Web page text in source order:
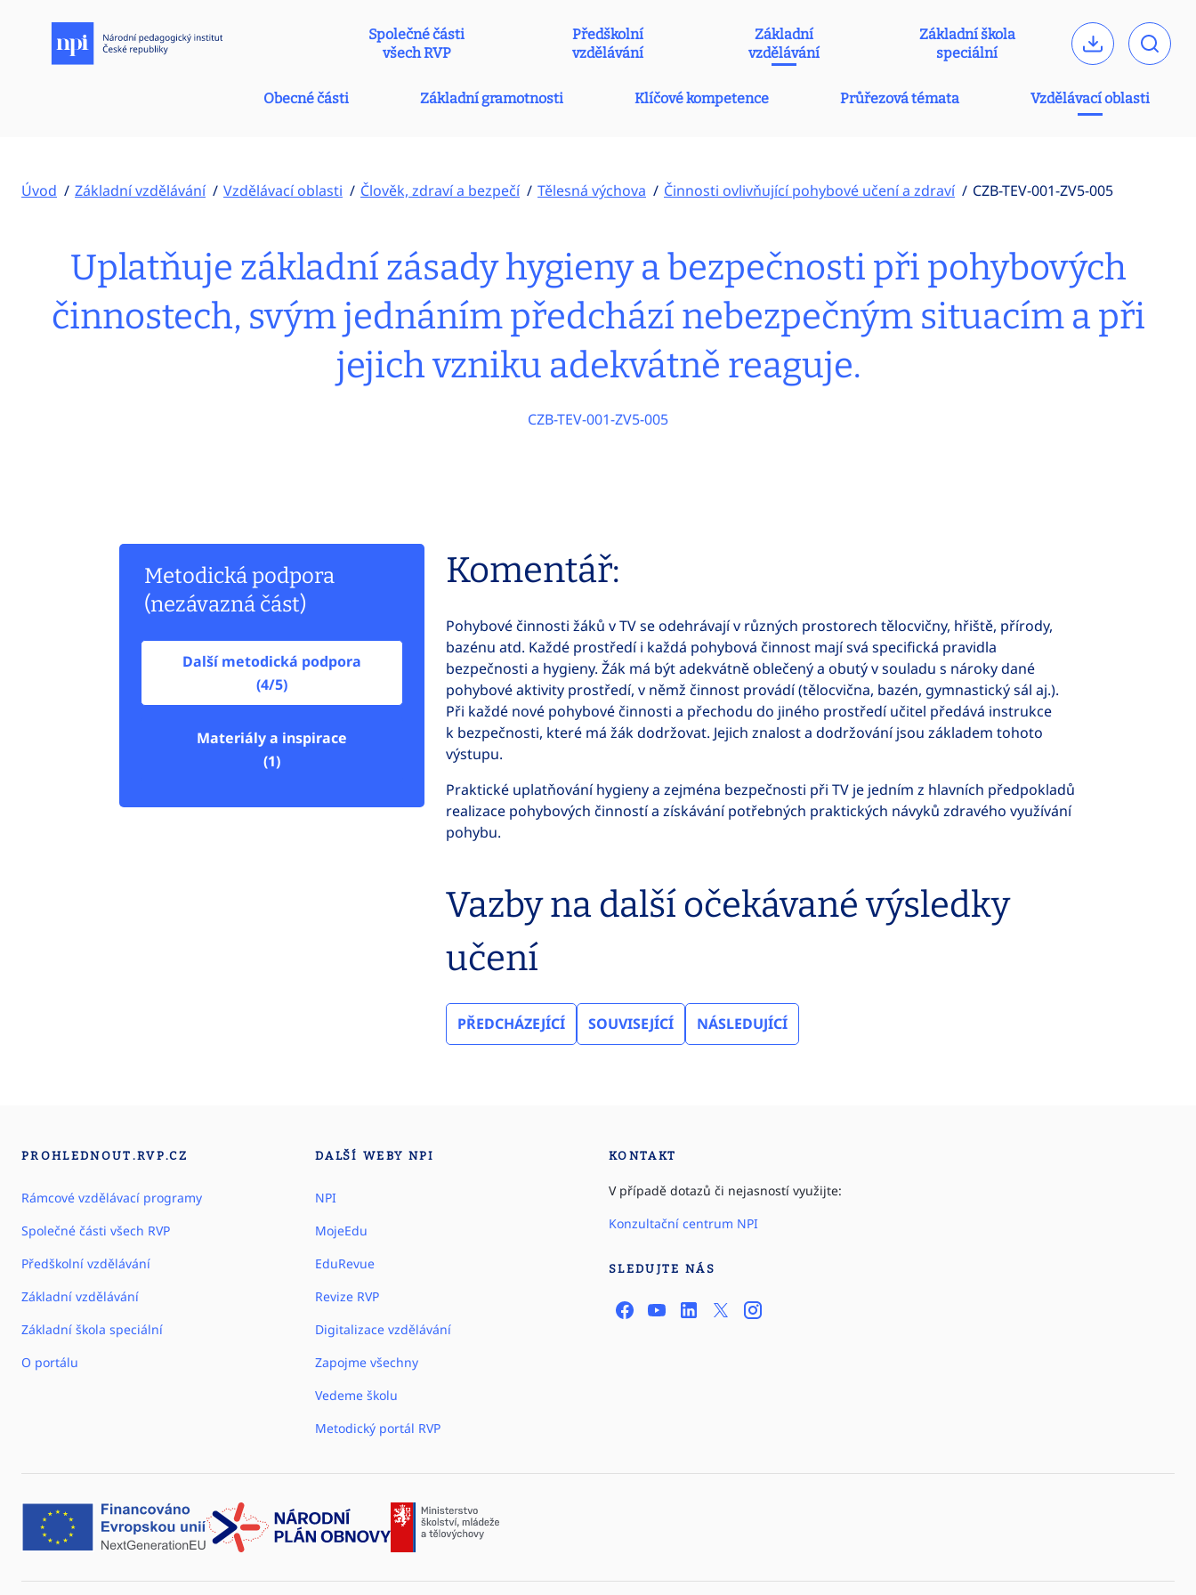
Společné části
všech RVP
Předškolní
vzdělávání
Základní
vzdělávání
Základní škola
speciální
Obecné části Základní gramotnosti Klíčové kompetence Průřezová témata Vzdělávací oblasti
Úvod Základní vzdělávání Vzdělávací oblasti Člověk, zdraví a bezpečí Tělesná výchova Činnosti ovlivňující pohybové učení a zdraví CZB-TEV-001-ZV5-005
Uplatňuje základní zásady hygieny a bezpečnosti při pohybových
činnostech, svým jednáním předchází nebezpečným situacím a při
jejich vzniku adekvátně reaguje.
CZB-TEV-001-ZV5-005
Metodická podpora
(nezávazná část)
Další metodická podpora
(4/5)
Materiály a inspirace
(1)
Komentář:
Pohybové činnosti žáků v TV se odehrávají v různých prostorech tělocvičny, hřiště, přírody,
bazénu atd. Každé prostředí i každá pohybová činnost mají svá specifická pravidla
bezpečnosti a hygieny. Žák má být adekvátně oblečený a obutý v souladu s nároky dané
pohybové aktivity prostředí, v němž činnost provádí (tělocvična, bazén, gymnastický sál aj.).
Při každé nové pohybové činnosti a přechodu do jiného prostředí učitel předává instrukce
k bezpečnosti, které má žák dodržovat. Jejich znalost a dodržování jsou základem tohoto
výstupu.
Praktické uplatňování hygieny a zejména bezpečnosti při TV je jedním z hlavních předpokladů
realizace pohybových činností a získávání potřebných praktických návyků zdravého využívání
pohybu.
Vazby na další očekávané výsledky
učení
PŘEDCHÁZEJÍCÍ SOUVISEJÍCÍ NÁSLEDUJÍCÍ
PROHLEDNOUT.RVP.CZ
Rámcové vzdělávací programy
Společné části všech RVP
Předškolní vzdělávání
Základní vzdělávání
Základní škola speciální
O portálu
DALŠÍ WEBY NPI
NPI
MojeEdu
EduRevue
Revize RVP
Digitalizace vzdělávání
Zapojme všechny
Vedeme školu
Metodický portál RVP
KONTAKT
V případě dotazů či nejasností využijte:
Konzultační centrum NPI
SLEDUJTE NÁS